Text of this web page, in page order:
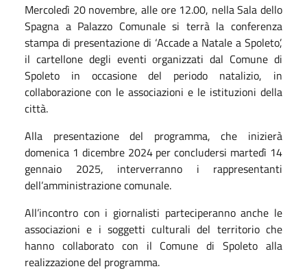
Mercoledì 20 novembre, alle ore 12.00, nella Sala dello
Spagna a Palazzo Comunale si terrà la conferenza
stampa di presentazione di ‘Accade a Natale a Spoleto’,
il cartellone degli eventi organizzati dal Comune di
Spoleto in occasione del periodo natalizio, in
collaborazione con le associazioni e le istituzioni della
città.
Alla presentazione del programma, che inizierà
domenica 1 dicembre 2024 per concludersi martedì 14
gennaio 2025, interverranno i rappresentanti
dell’amministrazione comunale.
All’incontro con i giornalisti parteciperanno anche le
associazioni e i soggetti culturali del territorio che
hanno collaborato con il Comune di Spoleto alla
realizzazione del programma.